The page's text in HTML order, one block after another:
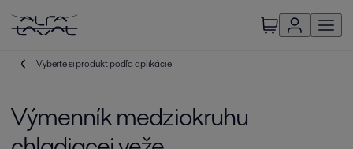
Vyberte si produkt podľa aplikácie
Výmenník medziokruhu